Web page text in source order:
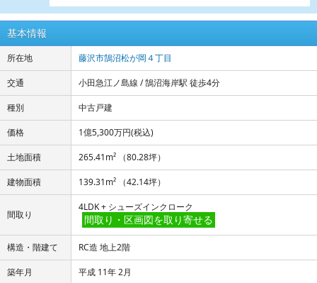
基本情報
所在地 藤沢市鵠沼松が岡４丁目
交通 小田急江ノ島線 / 鵠沼海岸駅 徒歩4分
種別 中古戸建
価格 1億5,300万円(税込)
土地面積 265.41m² （80.28坪）
建物面積 139.31m² （42.14坪）
間取り
4LDK + シューズインクローク
間取り・区画図を取り寄せる
構造・階建て RC造 地上2階
築年月 平成 11年 2月